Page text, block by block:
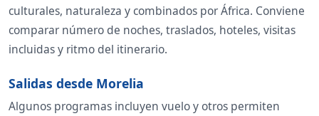
culturales, naturaleza y combinados por África. Conviene
comparar número de noches, traslados, hoteles, visitas
incluidas y ritmo del itinerario.
Salidas desde Morelia
Algunos programas incluyen vuelo y otros permiten